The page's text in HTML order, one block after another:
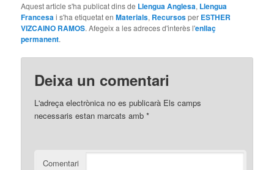
Aquest article s'ha publicat dins de Llengua Anglesa, Llengua
Francesai s'ha etiquetat enMaterials, Recursosper ESTHER
VIZCAINO RAMOS. Afegeix a les adreces d'interès l'enllaç
permanent.
Deixa un comentari
L'adreça electrònica no es publicarà Els camps
necessaris estan marcats amb*
Comentari